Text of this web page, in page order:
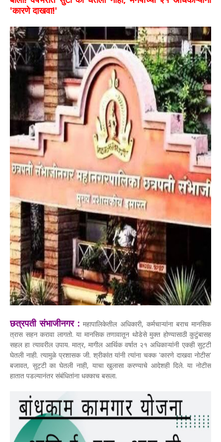
'कारणे दाखवा!'
छत्रपती संभाजीनगर : महापालिकेतील अधिकारी, कर्मचाऱ्यांना बराच मानसिक
त्रास सहन करावा लागतो. या मानसिक तणावातून थोडेसे मुक्त होण्यासाठी कुटुंबासह
सहल हा त्यावरील उपाय. मात्र, मागील आर्थिक वर्षात २१ अधिकाऱ्यांनी एकही सुट्टी
घेतली नाही. त्यामुळे प्रशासक जी. श्रीकांत यांनी त्यांना चक्क 'कारणे दाखवा नोटीस'
बजावत, सुट्टी का घेतली नाही, याचा खुलासा करण्याचे आदेशही दिले. या नोटीस
हातात पडल्यानंतर संबंधितांना धक्काच बसला.